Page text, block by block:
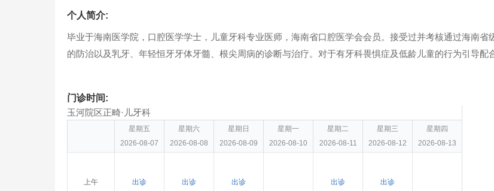
个人简介:
毕业于海南医学院，口腔医学学士，儿童牙科专业医师，海南省口腔医学会会员。接受过并考核通过海南
的防治以及乳牙、年轻恒牙牙体牙髓、根尖周病的诊断与治疗。对于有牙科畏惧症及低龄儿童的行为引导配
门诊时间:
玉河院区正畸·儿牙科
星期五
2026-08-07
星期六
2026-08-08
星期日
2026-08-09
星期一
2026-08-10
星期二
2026-08-11
星期三
2026-08-12
星期四
2026-08-13
上午 出诊 出诊 出诊 出诊 出诊